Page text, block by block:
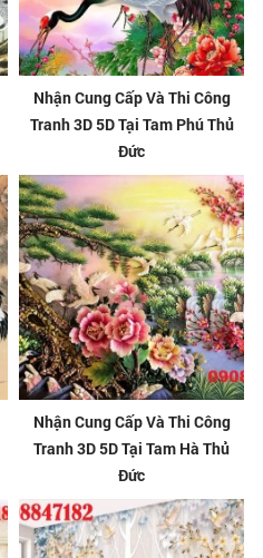
Nhận Cung Cấp Và Thi Công
Tranh 3D 5D Tại Tam Phú Thủ
Đức
Nhận Cung Cấp Và Thi Công
Tranh 3D 5D Tại Tam Hà Thủ
Đức